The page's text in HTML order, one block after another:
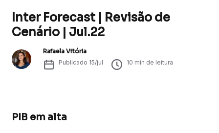
Inter Forecast | Revisão de
Cenário | Jul.22
Rafaela Vitória
Publicado 15/jul 10 min de leitura
PIB em alta